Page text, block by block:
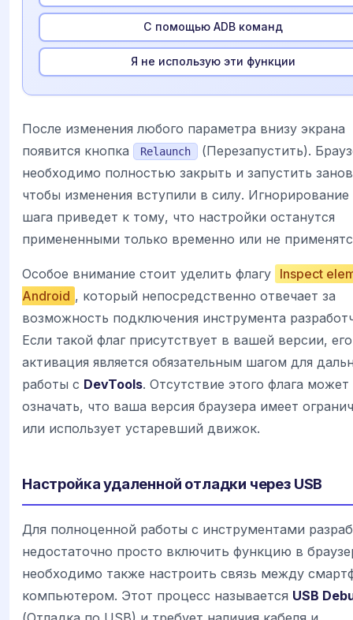
С помощью ADB команд
Я не использую эти функции
После изменения любого параметра внизу экрана
появится кнопка
Relaunch
(Перезапустить).
необходимо полностью закрыть и запустить
чтобы изменения вступили в силу. Игнорирование
шага приведет к тому, что настройки останутся
примененными только временно или не
Особое внимание стоит уделить флагу Inspect
Android , который непосредственно отвечает за
возможность подключения инструмента
Если такой флаг присутствует в вашей версии, его
активация является обязательным шагом для
работы с DevTools. Отсутствие этого флага может
означать, что ваша версия браузера имеет
или использует устаревший движок.
Настройка удаленной отладки через USB
Для полноценной работы с инструментами
недостаточно просто включить функцию в
необходимо также настроить связь между
компьютером. Этот процесс называется USB